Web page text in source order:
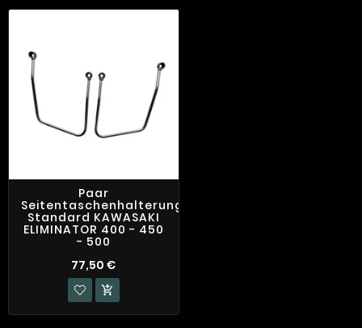
Paar
Seitentaschenhalterungen
Standard KAWASAKI
ELIMINATOR 400 - 450
- 500
77,50 €
